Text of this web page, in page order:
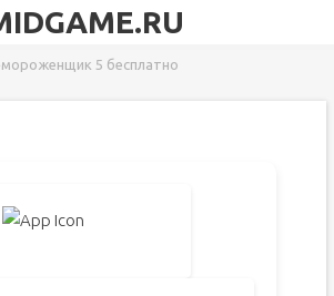
мороженщик 5 бесплатно